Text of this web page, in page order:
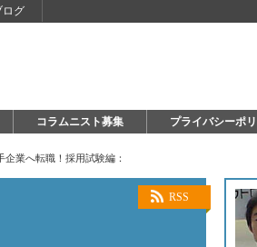
ログ
コラムニスト募集 プライバシーポ
企業へ転職！採用試験編：
RSS